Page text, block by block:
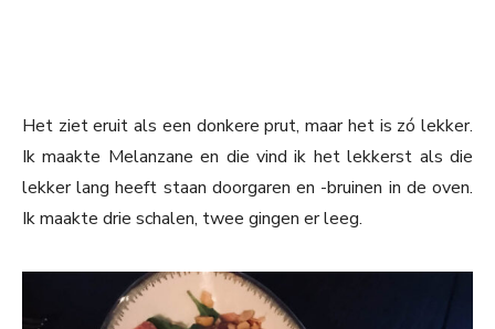
Het ziet eruit als een donkere prut, maar het is zó lekker.
Ik maakte Melanzane en die vind ik het lekkerst als die
lekker lang heeft staan doorgaren en -bruinen in de oven.
Ik maakte drie schalen, twee gingen er leeg.